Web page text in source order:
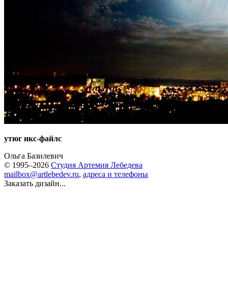
утюг икс-файлс
Ольга Базилевич
© 1995–2026 Студия Артемия Лебедева
mailbox@artlebedev.ru, адреса и телефоны
Заказать дизайн...